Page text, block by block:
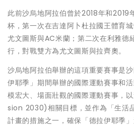
此前沙烏地阿拉伯曾於2018年和2019
杯，第一次在吉達阿卜杜拉國王體育
尤文圖斯與AC米蘭；第二次在利雅德
行，對戰雙方為尤文圖斯與拉齊奧。
沙烏地阿拉伯舉辦的這項重要賽事是
伊耶季」期間舉辦的國際運動賽事和
模宏大、場面壯觀的國際運動賽事，
sion 2030)相關目標，並作為「生
計畫的措施之一，確保「德拉伊耶季